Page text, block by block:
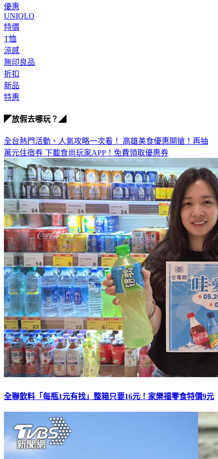
優惠
UNIQLO
特價
T恤
涼感
無印良品
折扣
新品
特惠
◤放假去哪玩？◢
全台熱門活動、人氣攻略一次看！ 高雄美食優惠開搶！再抽
萬元住宿券 下載食尚玩家APP！免費領取優惠券
全聯飲料「每瓶1元有找」整箱只要16元！家樂福零食特價9元